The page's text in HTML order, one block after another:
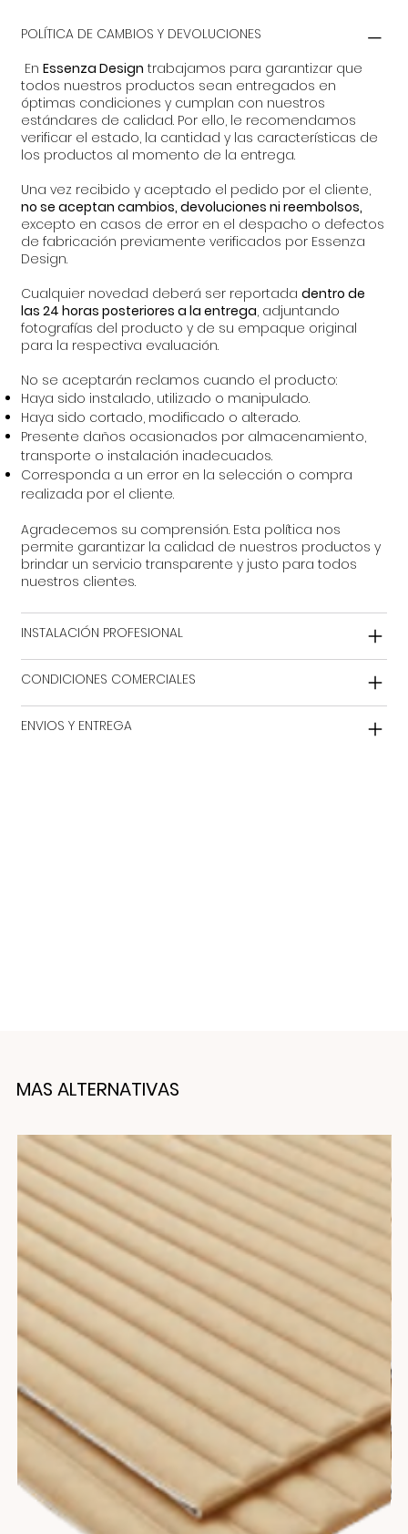
POLÍTICA DE CAMBIOS Y DEVOLUCIONES
EnEssenza Design trabajamos para garantizar que
todos nuestros productos sean entregados en
óptimas condiciones y cumplan con nuestros
estándares de calidad. Por ello, le recomendamos
verificar el estado, la cantidad y las características de
los productos al momento de la entrega.
Una vez recibido y aceptado el pedido por el cliente,
no se aceptan cambios, devoluciones ni reembolsos,
excepto en casos de error en el despacho o defectos
de fabricación previamente verificados por Essenza
Design.
Cualquier novedad deberá ser reportadadentro de
las 24 horas posteriores a la entrega, adjuntando
fotografías del producto y de su empaque original
para la respectiva evaluación.
No se aceptarán reclamos cuando el producto:
Haya sido instalado, utilizado o manipulado.
Haya sido cortado, modificado o alterado.
Presente daños ocasionados por almacenamiento,
transporte o instalación inadecuados.
Corresponda a un error en la selección o compra
realizada por el cliente.
Agradecemos su comprensión. Esta política nos
permite garantizar la calidad de nuestros productos y
brindar un servicio transparente y justo para todos
nuestros clientes.
INSTALACIÓN PROFESIONAL
CONDICIONES COMERCIALES
ENVIOS Y ENTREGA
MAS ALTERNATIVAS